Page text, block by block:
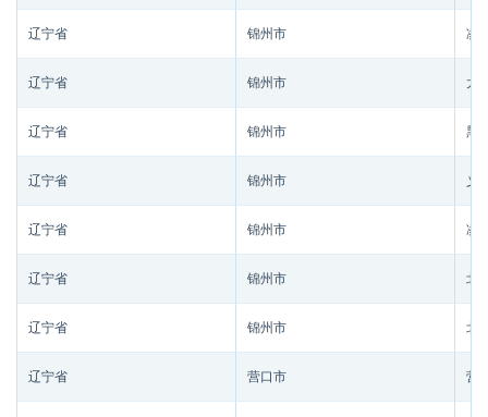
辽宁省 锦州市 凌
辽宁省 锦州市 太
辽宁省 锦州市 黑
辽宁省 锦州市 义
辽宁省 锦州市 凌
辽宁省 锦州市 北
辽宁省 锦州市 北
辽宁省 营口市 营